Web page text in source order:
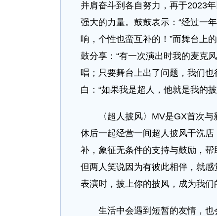
并肩奋斗到各自努力，再于2023
强大的力量。鼓鼓表示：“经过一
响，个性也蛮互补的！”而舞台上
鼓分享：“有一次演出时我的麦克
唱；只要舞台上出了问题，我们
白：“如果我是超人，他就是我的
〈超人披风〉MV是GX首次与
休后一起经营一间超人披风干洗
补，象征无条件的支持与鼓励，
但两人笑说因为有彼此相伴，就
表演时，披上你的披风，成为我们
生活中会遇到短暂的友情，也